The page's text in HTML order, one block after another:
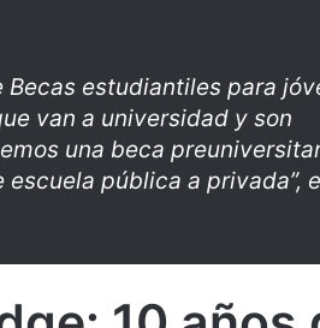
Becas estudiantiles para
van a universidad y son
una beca
pública a privada”,